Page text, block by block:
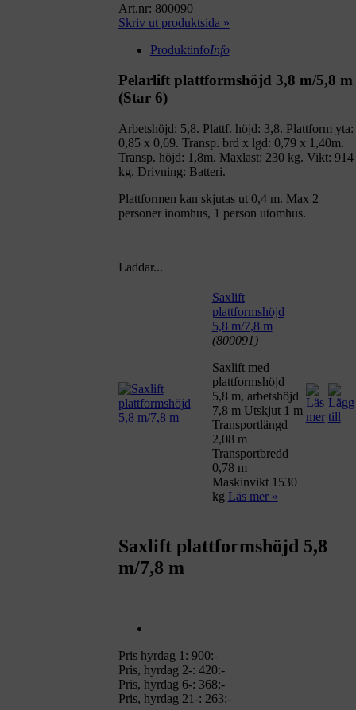
Art.nr: 800090
Skriv ut produktsida »
ProduktinfoInfo
Pelarlift plattformshöjd 3,8 m/5,8 m
(Star 6)
Arbetshöjd: 5,8. Plattf. höjd: 3,8. Plattform yta:
0,85 x 0,69. Transp. brd x lgd: 0,79 x 1,40m.
Transp. höjd: 1,8m. Maxlast: 230 kg. Vikt: 914
kg. Drivning: Batteri.
Plattformen kan skjutas ut 0,4 m. Max 2
personer inomhus, 1 person utomhus.
Laddar...
Saxlift
plattformshöjd
5,8 m/7,8 m
(800091)
Saxlift med
plattformshöjd
5,8 m, arbetshöjd
7,8 m Utskjut 1 m
Transportlängd
2,08 m
Transportbredd
0,78 m
Maskinvikt 1530
kg Läs mer »
Saxlift plattformshöjd 5,8
m/7,8 m
Pris hyrdag 1: 900:-
Pris, hyrdag 2-: 420:-
Pris, hyrdag 6-: 368:-
Pris, hyrdag 21-: 263:-